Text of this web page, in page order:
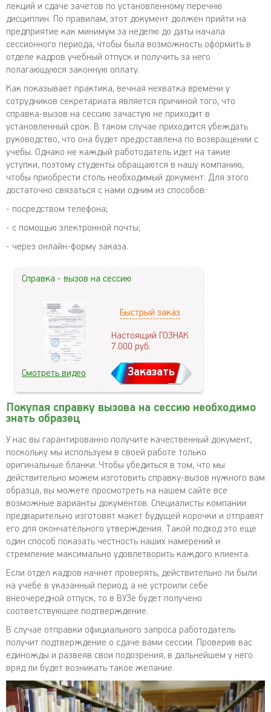
лекций и сдаче зачетов по установленному перечню
дисциплин. По правилам, этот документ должен прийти на
предприятие как минимум за неделю до даты начала
сессионного периода, чтобы была возможность оформить в
отделе кадров учебный отпуск и получить за него
полагающуюся законную оплату.
Как показывает практика, вечная нехватка времени у
сотрудников секретариата является причиной того, что
справка-вызов на сессию зачастую не приходит в
установленный срок. В таком случае приходится убеждать
руководство, что она будет предоставлена по возвращении с
учебы. Однако не каждый работодатель идет на такие
уступки, поэтому студенты обращаются в нашу компанию,
чтобы приобрести столь необходимый документ. Для этого
достаточно связаться с нами одним из способов:
- посредством телефона;
- с помощью электронной почты;
- через онлайн-форму заказа.
Справка - вызов на сессию
Быстрый заказ
Настоящий ГОЗНАК
7.000руб.
Смотреть видео Заказать
Покупая справку вызова на сессию необходимо
знать образец
У нас вы гарантированно получите качественный документ,
поскольку мы используем в своей работе только
оригинальные бланки. Чтобы убедиться в том, что мы
действительно можем изготовить справку-вызов нужного вам
образца, вы можете просмотреть на нашем сайте все
возможные варианты документов. Специалисты компании
предварительно изготовят макет будущей корочки и отправят
его для окончательного утверждения. Такой подход это еще
один способ показать честность наших намерений и
стремление максимально удовлетворить каждого клиента.
Если отдел кадров начнет проверять, действительно ли были
на учебе в указанный период, а не устроили себе
внеочередной отпуск, то в ВУЗе будет получено
соответствующее подтверждение.
В случае отправки официального запроса работодатель
получит подтверждение о сдаче вами сессии. Проверив вас
единожды и развеяв свои подозрения, в дальнейшем у него
вряд ли будет возникать такое желание.